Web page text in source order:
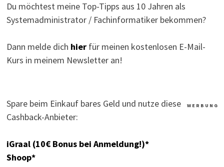
Du möchtest meine Top-Tipps aus 10 Jahren als
Systemadministrator / Fachinformatiker bekommen?
Dann melde dich hierfür meinen kostenlosen E-Mail-
Kurs in meinem Newsletter an!
W E R B U N G
Spare beim Einkauf bares Geld und nutze diese
Cashback-Anbieter:
iGraal (10€ Bonus bei Anmeldung!)*
Shoop*